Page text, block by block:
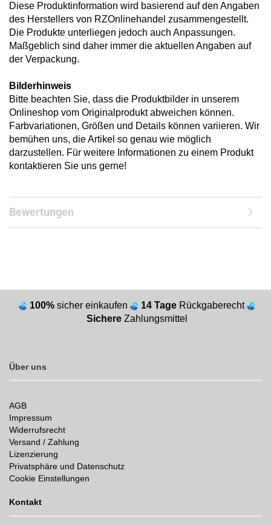
Diese Produktinformation wird basierend auf den Angaben
des Herstellers von RZOnlinehandel zusammengestellt.
Die Produkte unterliegen jedoch auch Anpassungen.
Maßgeblich sind daher immer die aktuellen Angaben auf
der Verpackung.
Bilderhinweis
Bitte beachten Sie, dass die Produktbilder in unserem
Onlineshop vom Originalprodukt abweichen können.
Farbvariationen, Größen und Details können variieren. Wir
bemühen uns, die Artikel so genau wie möglich
darzustellen. Für weitere Informationen zu einem Produkt
kontaktieren Sie uns gerne!
Bewertungen
100% sicher einkaufen 14 Tage Rückgaberecht
Sichere Zahlungsmittel
Über uns
AGB
Impressum
Widerrufsrecht
Versand / Zahlung
Lizenzierung
Privatsphäre und Datenschutz
Cookie Einstellungen
Kontakt